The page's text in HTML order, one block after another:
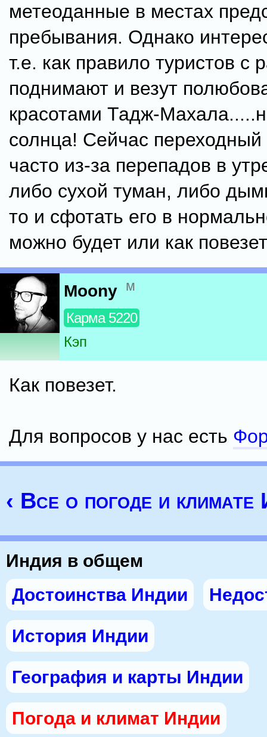
метеоданные в местах
пребывания. Однако
т.е. как правило туристов с
поднимают и везут
красотами Тадж-
солнца! Сейчас
часто из-за перепадов в
либо сухой туман, либо
то и сфотать его в
можно будет или как
Moony м
Карма 5220
Кэп
Как повезет.
Для вопросов у нас есть
‹ Все о погоде и климате
Индия в общем
Достоинства Индии
История Индии
География и карты Индии
Погода и климат Индии